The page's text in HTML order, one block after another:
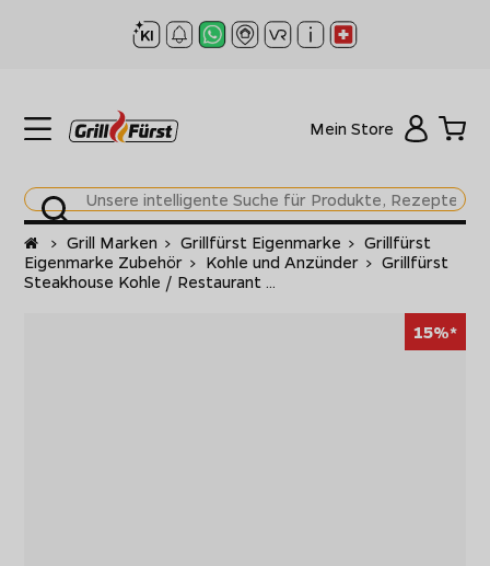
Mein Store
Startseite
> Grill Marken > Grillfürst Eigenmarke > Grillfürst
Eigenmarke Zubehör > Kohle und Anzünder > Grillfürst
Steakhouse Kohle / Restaurant ...
15%*